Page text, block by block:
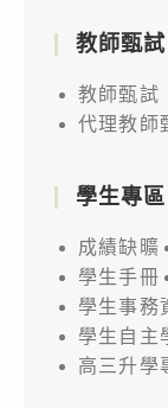
教師甄試
教師甄試
代理教師
學生專區
成績缺曠
學生手冊
學生事務
學生自主
高三升學